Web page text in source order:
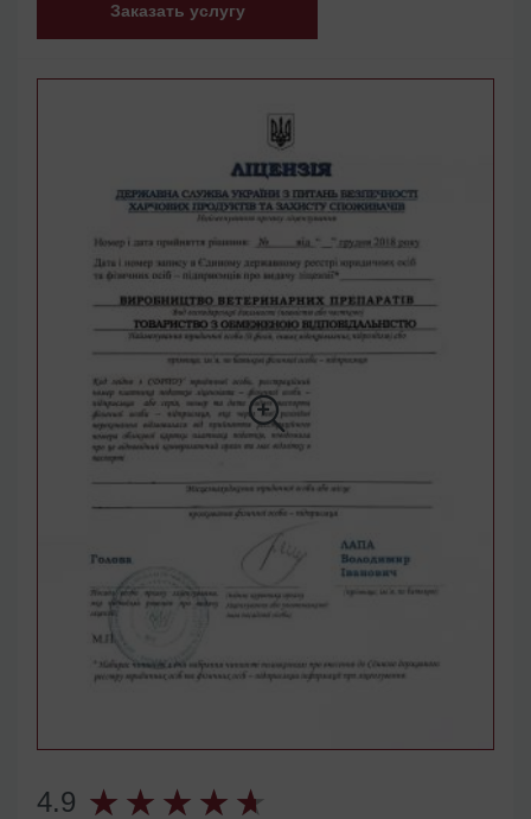
Заказать услугу
4.9